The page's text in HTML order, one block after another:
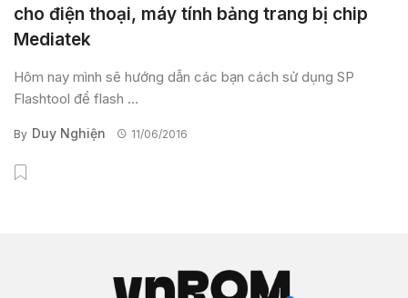
cho điện thoại, máy tính bảng trang bị chip
Mediatek
Hôm nay mình sẽ hướng dẫn các bạn cách sử dụng SP
Flashtool để flash ...
By Duy Nghiện 11/06/2016